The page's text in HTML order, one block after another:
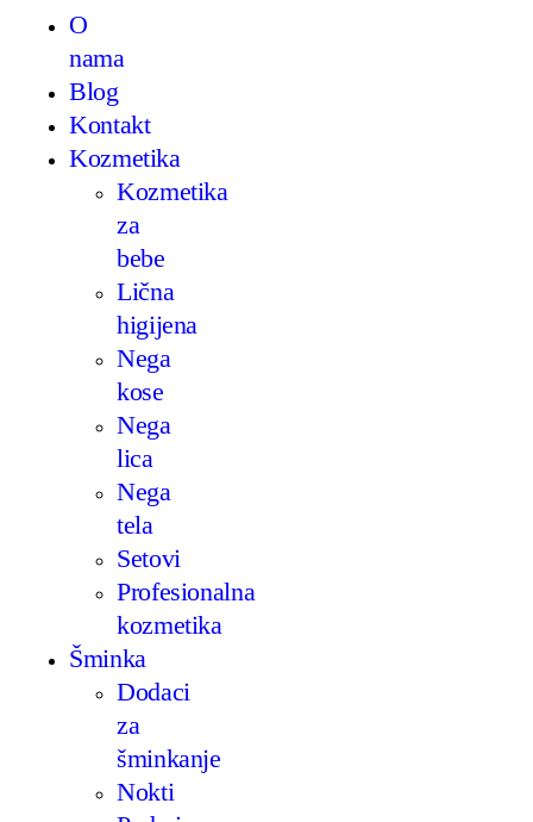
O
nama
Blog
Kontakt
Kozmetika
Kozmetika
za
bebe
Lična
higijena
Nega
kose
Nega
lica
Nega
tela
Setovi
Profesionalna
kozmetika
Šminka
Dodaci
za
šminkanje
Nokti